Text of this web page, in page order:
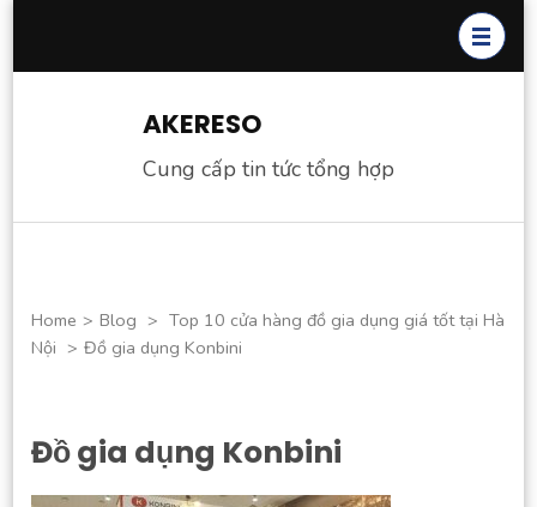
AKERESO
Cung cấp tin tức tổng hợp
Home > Blog > Top 10 cửa hàng đồ gia dụng giá tốt tại Hà
Nội > Đồ gia dụng Konbini
Đồ gia dụng Konbini